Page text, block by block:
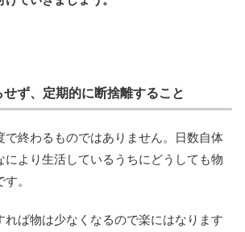
せず、定期的に断捨離すること
で終わるものではありません。日数自体
により生活しているうちにどうしても物
。
れば物は少なくなるので楽にはなります